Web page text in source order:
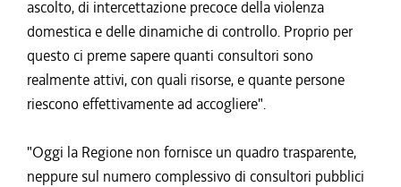
ascolto, di intercettazione precoce della violenza
domestica e delle dinamiche di controllo. Proprio per
questo ci preme sapere quanti consultori sono
realmente attivi, con quali risorse, e quante persone
riescono effettivamente ad accogliere".
"Oggi la Regione non fornisce un quadro trasparente,
neppure sul numero complessivo di consultori pubblici